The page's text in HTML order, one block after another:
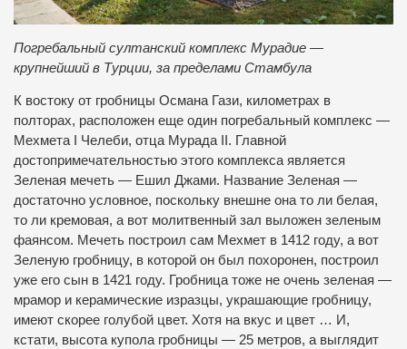
Погребальный султанский комплекс Мурадие —
крупнейший в Турции, за пределами Стамбула
К востоку от гробницы Османа Гази, километрах в
полторах, расположен еще один погребальный комплекс —
Мехмета І Челеби, отца Мурада II. Главной
достопримечательностью этого комплекса является
Зеленая мечеть — Ешил Джами. Название Зеленая —
достаточно условное, поскольку внешне она то ли белая,
то ли кремовая, а вот молитвенный зал выложен зеленым
фаянсом. Мечеть построил сам Мехмет в 1412 году, а вот
Зеленую гробницу, в которой он был похоронен, построил
уже его сын в 1421 году. Гробница тоже не очень зеленая —
мрамор и керамические изразцы, украшающие гробницу,
имеют скорее голубой цвет. Хотя на вкус и цвет … И,
кстати, высота купола гробницы — 25 метров, а выглядит